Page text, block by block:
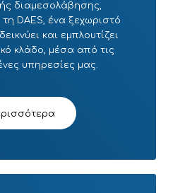
διαμεσολάβησης,
DAES, ένα ξεχωριστό
και εμπλουτίζει
κλάδο, μέσα από τις
υπηρεσίες μας.